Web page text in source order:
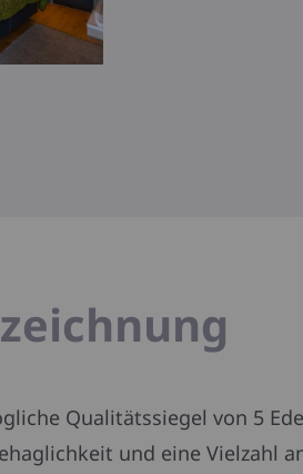
Qualitätssiegel von 5
und eine Vielzahl